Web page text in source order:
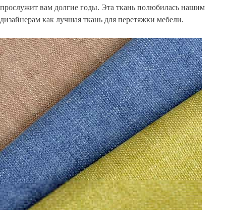
прослужит вам долгие годы. Эта ткань полюбилась нашим
дизайнерам как лучшая ткань для перетяжки мебели.